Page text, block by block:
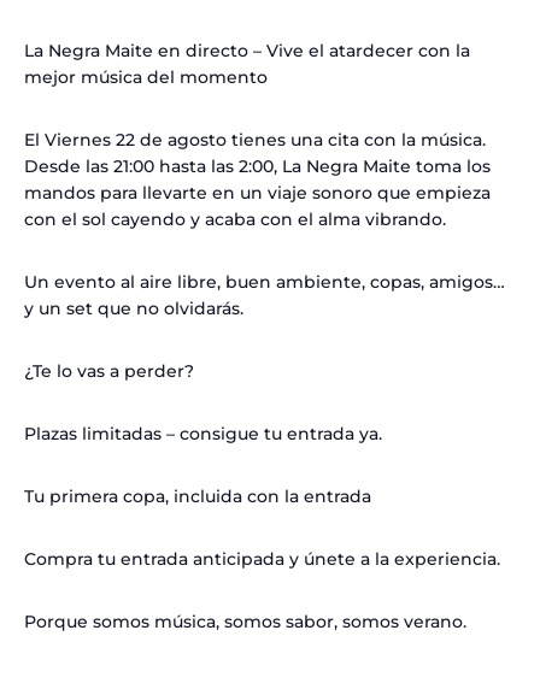
La Negra Maite en directo – Vive el atardecer con la
mejor música del momento
El Viernes 22 de agosto tienes una cita con la música.
Desde las 21:00 hasta las 2:00, La Negra Maite toma los
mandos para llevarte en un viaje sonoro que empieza
con el sol cayendo y acaba con el alma vibrando.
Un evento al aire libre, buen ambiente, copas, amigos…
y un set que no olvidarás.
¿Te lo vas a perder?
Plazas limitadas – consigue tu entrada ya.
Tu primera copa, incluida con la entrada
Compra tu entrada anticipada y únete a la experiencia.
Porque somos música, somos sabor, somos verano.